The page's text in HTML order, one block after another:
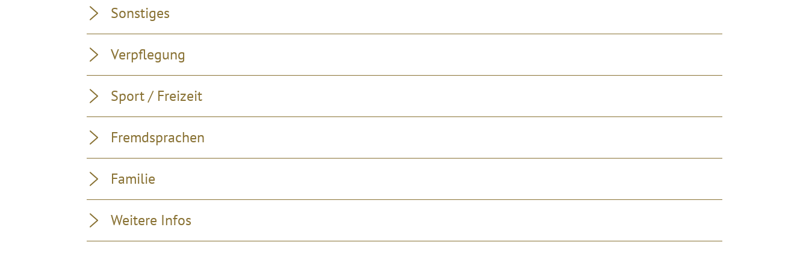
Sonstiges
Verpflegung
Sport / Freizeit
Fremdsprachen
Familie
Weitere Infos